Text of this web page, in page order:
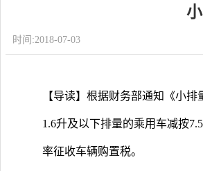
时间:2018-07-03
【导读】根据财务部通知《小
1.6升及以下排量的乘用车减按
率征收车辆购置税。